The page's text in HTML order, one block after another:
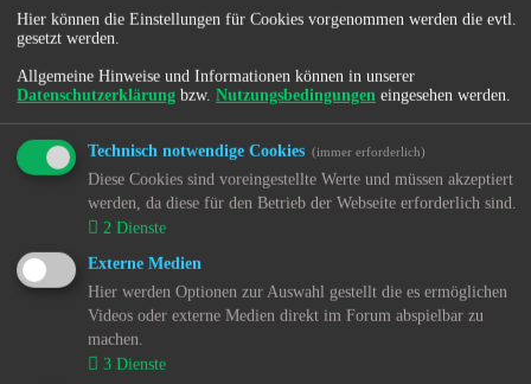
Ich habe mein Passwort vergessen
Angemeldet bleiben
Meinen Online-Status während dieser Sitzung verbergen
Impressum
Kontakt
Sitemap
Alle Cookies löschen
Hier können die Einstellungen für Cookies vorgenommen werden die evtl.
gesetzt werden.
Allgemeine Hinweise und Informationen können in unserer
Datenschutzerklärung bzw. Nutzungsbedingungen eingesehen werden.
Technisch notwendige Cookies (immer erforderlich)
Diese Cookies sind voreingestellte Werte und müssen akzeptiert
werden, da diese für den Betrieb der Webseite erforderlich sind.
2 Dienste
Externe Medien
Hier werden Optionen zur Auswahl gestellt die es ermöglichen
Videos oder externe Medien direkt im Forum abspielbar zu
machen.
3 Dienste